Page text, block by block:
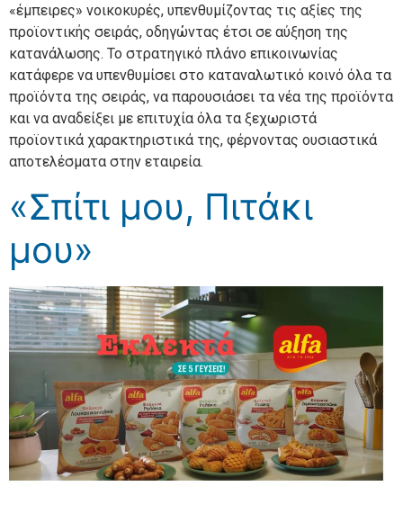
«έμπειρες» νοικοκυρές, υπενθυμίζοντας τις αξίες της
προϊοντικής σειράς, οδηγώντας έτσι σε αύξηση της
κατανάλωσης. Το στρατηγικό πλάνο επικοινωνίας
κατάφερε να υπενθυμίσει στο καταναλωτικό κοινό όλα τα
προϊόντα της σειράς, να παρουσιάσει τα νέα της προϊόντα
και να αναδείξει με επιτυχία όλα τα ξεχωριστά
προϊοντικά χαρακτηριστικά της, φέρνοντας ουσιαστικά
αποτελέσματα στην εταιρεία.
«Σπίτι μου, Πιτάκι
μου»